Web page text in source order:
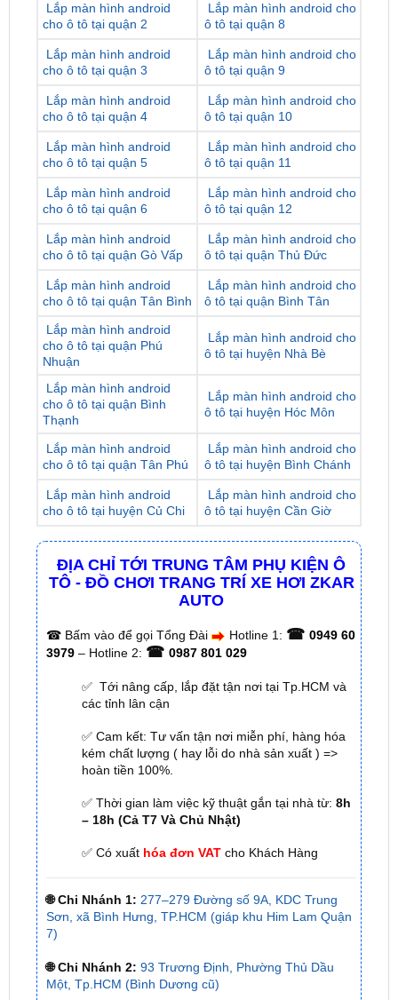
Lắp màn hình android
cho ô tô tại quận 3
Lắp màn hình android cho
ô tô tại quận 9
Lắp màn hình android
cho ô tô tại quận 4
Lắp màn hình android cho
ô tô tại quận 10
Lắp màn hình android
cho ô tô tại quận 5
Lắp màn hình android cho
ô tô tại quận 11
Lắp màn hình android
cho ô tô tại quận 6
Lắp màn hình android cho
ô tô tại quận 12
Lắp màn hình android
cho ô tô tại quận Gò Vấp
Lắp màn hình android cho
ô tô tại quận Thủ Đức
Lắp màn hình android
cho ô tô tại quận Tân Bình
Lắp màn hình android cho
ô tô tại quận Bình Tân
Lắp màn hình android
cho ô tô tại quận Phú
Lắp màn hình android cho
ô tô tại huyện Nhà Bè
Lắp màn hình android
cho ô tô tại quận Bình
Lắp màn hình android cho
Lắp màn hình android
cho ô tô tại quận Tân Phú
Lắp màn hình android cho
ô tô tại huyện Bình Chánh
Lắp màn hình android
cho ô tô tại huyện Củ Chi
Lắp màn hình android cho
ô tô tại huyện Cần Giờ
ĐỊA CHỈ TỚI TRUNG TÂM PHỤ KIỆN Ô
TÔ - ĐỒ CHƠI TRANG TRÍ XE HƠI ZKAR
☎Bấm vào để gọi Tổng Đài Hotline 1:☎ 0949 60
0987 801 029
✅ Tới nâng cấp, lắp đặt tận nơi tại Tp.HCM và
các tỉnh lân cận
✅ Cam kết: Tư vấn tận nơi miễn phí, hàng hóa
kém chất lượng ( hay lỗi do nhà sản xuất ) =>
✅ Thời gian làm việc kỹ thuật gắn tại nhà từ:8h
– 18h (Cả T7 Và Chủ Nhật)
✅ Có xuấthóa đơn VATcho Khách Hàng
🌐 Chi Nhánh 1: 277–279 Đường số 9A, KDC Trung
🌐 Chi Nhánh 2: 93 Trương Định, Phường Thủ Dầu
Một, Tp.HCM (Bình Dương cũ)
🌐 Chi Nhánh 3: Huỳnh Tấn Phát, Quận 7, Tp.HCM